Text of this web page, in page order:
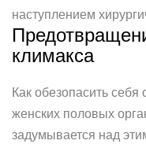
наступлением
климакса
Как обезопасить
женских половых
задумывается над